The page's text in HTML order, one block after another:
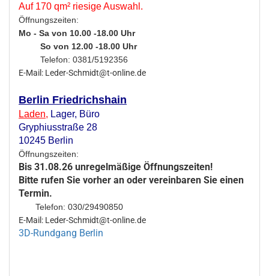
Auf 170 qm² riesige Auswahl.
Öffnungszeiten:
Mo - Sa von 10.00 -18.00 Uhr
So von 12.00 -18.00 Uhr
Telefon: 0381/5192356
E-Mail: Leder-Schmidt@t-online.de
Berlin Friedrichshain
Laden, Lager, Büro
Gryphiusstraße 28
10245 Berlin
Öffnungszeiten:
Bis 31.08.26 unregelmäßige Öffnungszeiten!
Bitte rufen Sie vorher an oder vereinbaren Sie einen
Termin.
Telefon: 030/29490850
E-Mail: Leder-Schmidt@t-online.de
3D-Rundgang Berlin